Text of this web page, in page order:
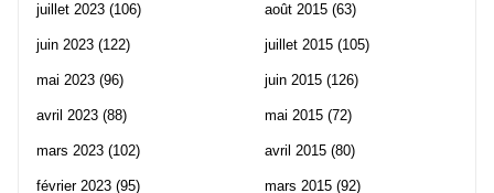
juillet 2023 (106)
juin 2023 (122)
mai 2023 (96)
avril 2023 (88)
mars 2023 (102)
février 2023 (95)
août 2015 (63)
juillet 2015 (105)
juin 2015 (126)
mai 2015 (72)
avril 2015 (80)
mars 2015 (92)